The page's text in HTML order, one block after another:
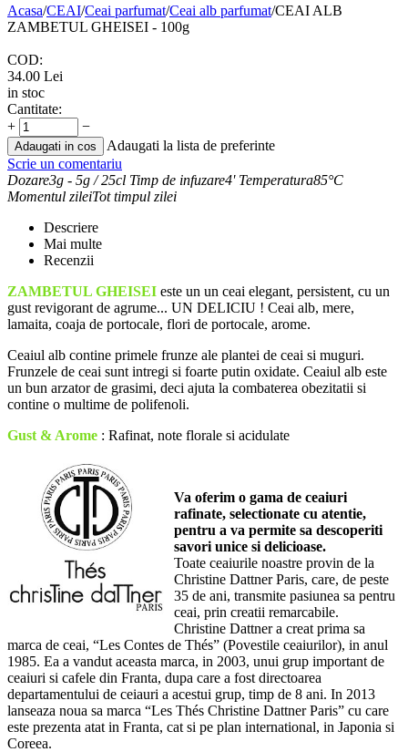
Acasa/CEAI/Ceai parfumat/Ceai alb parfumat/CEAI ALB
ZAMBETUL GHEISEI - 100g
COD:
34.00 Lei
in stoc
Cantitate:
+
−
Adaugati in cos
Adaugati la lista de preferinte
Scrie un comentariu
Dozare3g - 5g / 25cl Timp de infuzare4' Temperatura85°C
Momentul zileiTot timpul zilei
Descriere
Mai multe
Recenzii
ZAMBETUL GHEISEI este un un ceai elegant, persistent, cu un
gust revigorant de agrume... UN DELICIU ! Ceai alb, mere,
lamaita, coaja de portocale, flori de portocale, arome.
Ceaiul alb contine primele frunze ale plantei de ceai si muguri.
Frunzele de ceai sunt intregi si foarte putin oxidate. Ceaiul alb este
un bun arzator de grasimi, deci ajuta la combaterea obezitatii si
contine o multime de polifenoli.
Gust & Arome : Rafinat, note florale si acidulate
Va oferim o gama de ceaiuri
rafinate, selectionate cu atentie,
pentru a va permite sa descoperiti
savori unice si delicioase.
Toate ceaiurile noastre provin de la
Christine Dattner Paris, care, de peste
35 de ani, transmite pasiunea sa pentru
ceai, prin creatii remarcabile.
Christine Dattner a creat prima sa
marca de ceai, “Les Contes de Thés” (Povestile ceaiurilor), in anul
1985. Ea a vandut aceasta marca, in 2003, unui grup important de
ceaiuri si cafele din Franta, dupa care a fost directoarea
departamentului de ceiauri a acestui grup, timp de 8 ani. In 2013
lanseaza noua sa marca “Les Thés Christine Dattner Paris” cu care
este prezenta atat in Franta, cat si pe plan international, in Japonia si
Coreea.